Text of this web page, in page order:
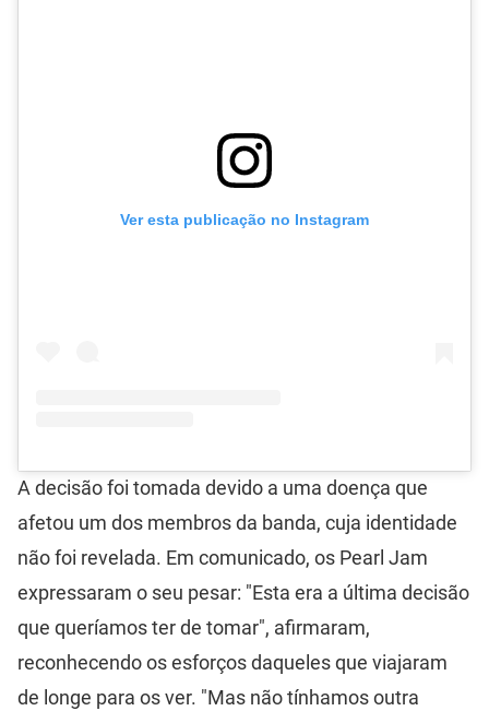
Ver esta publicação no Instagram
A decisão foi tomada devido a uma doença que
afetou um dos membros da banda, cuja identidade
não foi revelada. Em comunicado, os Pearl Jam
expressaram o seu pesar: "Esta era a última decisão
que queríamos ter de tomar", afirmaram,
reconhecendo os esforços daqueles que viajaram
de longe para os ver. "Mas não tínhamos outra